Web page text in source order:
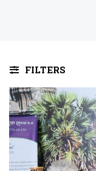
FILTERS